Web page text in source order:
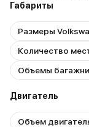
Габариты
Размеры
Количество
Объемы
Двигатель
Объем